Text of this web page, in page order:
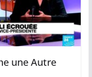
une Autre